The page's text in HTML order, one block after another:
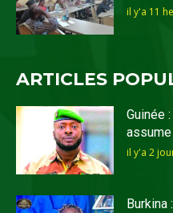
il y'a 11
ARTICLES
Guinée
il y'a 2